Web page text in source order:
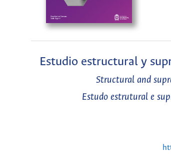
Estudio estructural y
Structural and
Estudo estrutural e